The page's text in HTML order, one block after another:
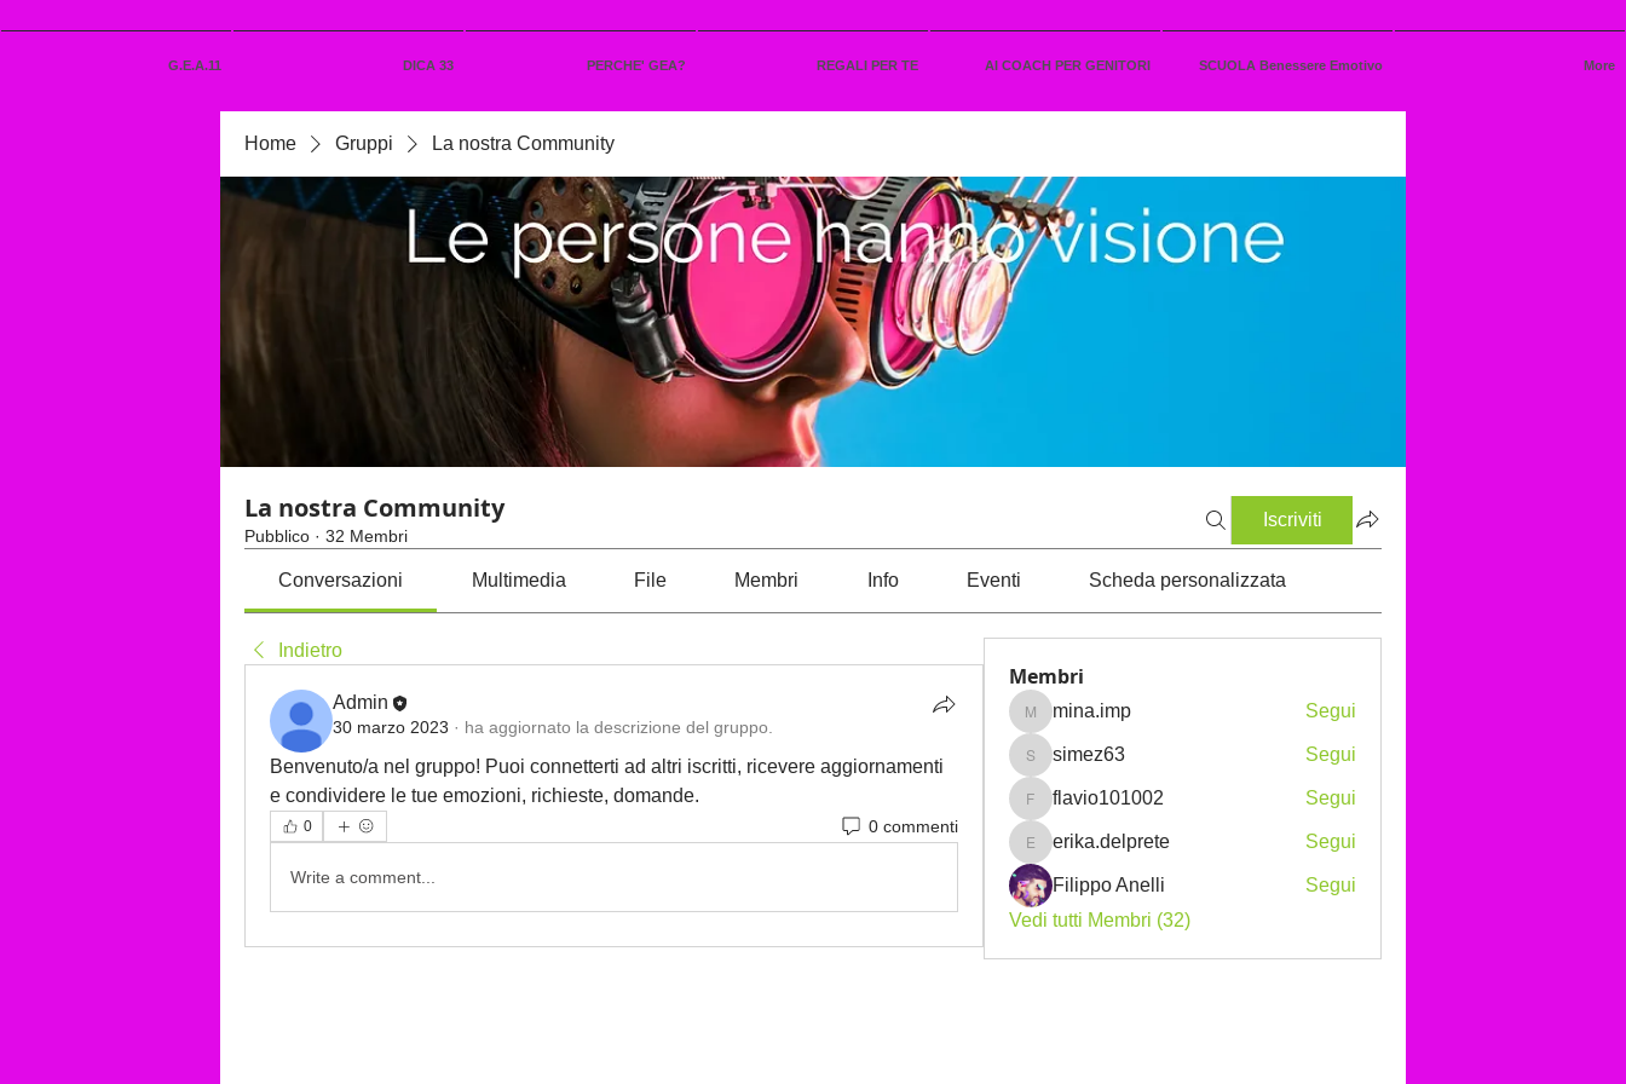
G.E.A.11 DICA 33 PERCHE' GEA? REGALI PER TE AI COACH PER GENITORI SCUOLA Benessere Emotivo More
Home Gruppi La nostra Community
La nostra Community
Pubblico · 32 Membri
Iscriviti
Conversazioni Multimedia File Membri Info Eventi Scheda personalizzata
Indietro
Admin
30 marzo 2023 · ha aggiornato la descrizione del gruppo.
Benvenuto/a nel gruppo! Puoi connetterti ad altri iscritti, ricevere aggiornamenti
e condividere le tue emozioni, richieste, domande.
0 0 commenti
Write a comment...
Membri
mina.imp
mina.imp Segui
simez63
simez63 Segui
flavio101002
flavio101002 Segui
erika.delprete
erika.delprete Segui
Filippo Anelli
Segui
Vedi tutti Membri (32)